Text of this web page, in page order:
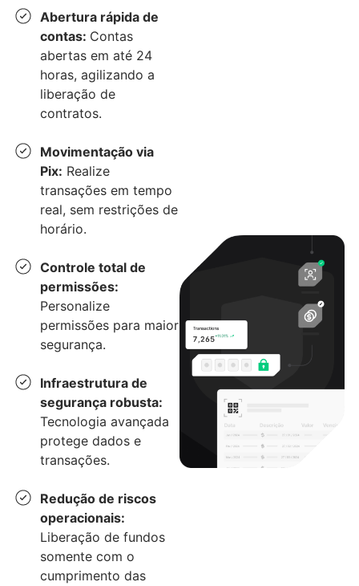
Abertura rápida de
contas: Contas
abertas em até 24
horas, agilizando a
liberação de
contratos.
Movimentação via
Pix: Realize
transações em tempo
real, sem restrições de
horário.
Controle total de
permissões:
Personalize
permissões para maior
segurança.
Infraestrutura de
segurança robusta:
Tecnologia avançada
protege dados e
transações.
Redução de riscos
operacionais:
Liberação de fundos
somente com o
cumprimento das